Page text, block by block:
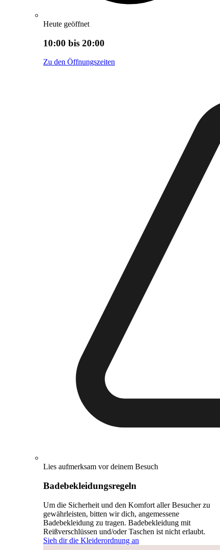
Heute geöffnet
10:00 bis 20:00
Zu den Öffnungszeiten
Lies aufmerksam vor deinem Besuch
Badebekleidungsregeln
Um die Sicherheit und den Komfort aller Besucher zu
gewährleisten, bitten wir dich, angemessene
Badebekleidung zu tragen. Badebekleidung mit
Reißverschlüssen und/oder Taschen ist nicht erlaubt.
Sieh dir die Kleiderordnung an